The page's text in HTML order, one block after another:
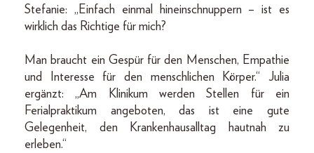
Stefanie: „Einfach einmal hineinschnuppern – ist es
wirklich das Richtige für mich?
Man braucht ein Gespür für den Menschen, Empathie
und Interesse für den menschlichen Körper.“ Julia
ergänzt: „Am Klinikum werden Stellen für ein
Ferialpraktikum angeboten, das ist eine gute
Gelegenheit, den Krankenhausalltag hautnah zu
erleben.“